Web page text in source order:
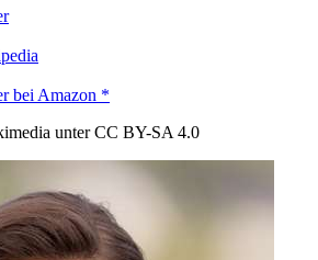
bei Amazon *
unter CC BY-SA 4.0